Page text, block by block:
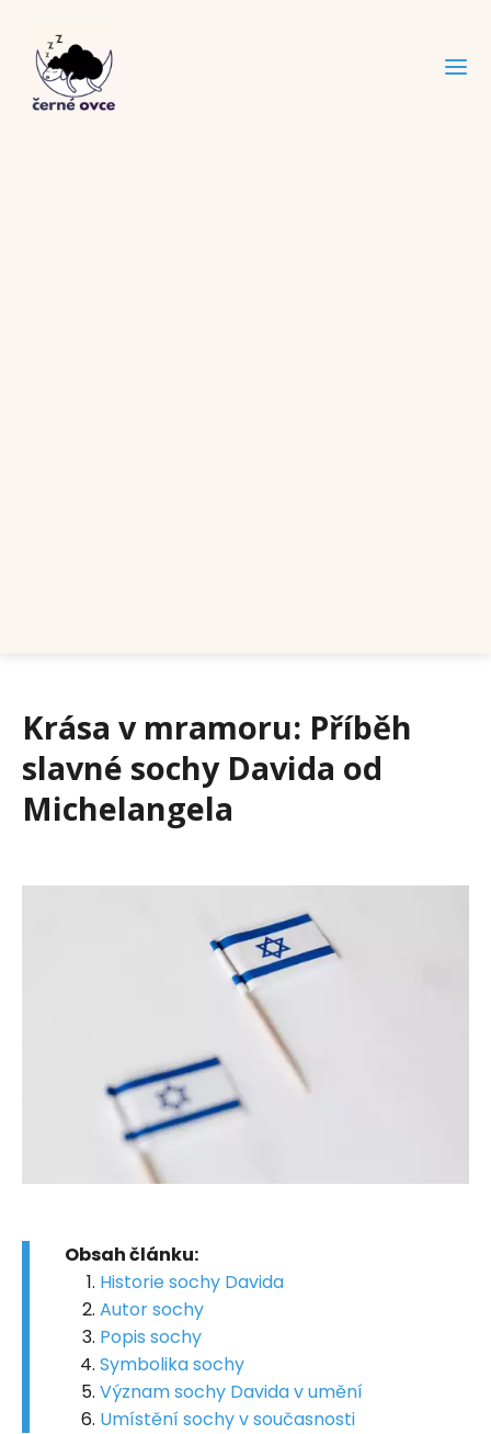
Krása v mramoru: Příběh
slavné sochy Davida od
Michelangela
Obsah článku:
Historie sochy Davida
Autor sochy
Popis sochy
Symbolika sochy
Význam sochy Davida v umění
Umístění sochy v současnosti